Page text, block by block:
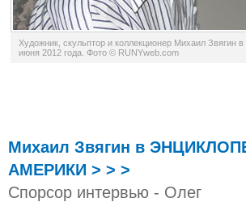
Художник, скульптор и коллекционер Михаил Звягин
июня 2012 года. Фото © RUNYweb.com
Михаил Звягин в
АМЕРИКИ > > >
Спорсор интервью - Олег